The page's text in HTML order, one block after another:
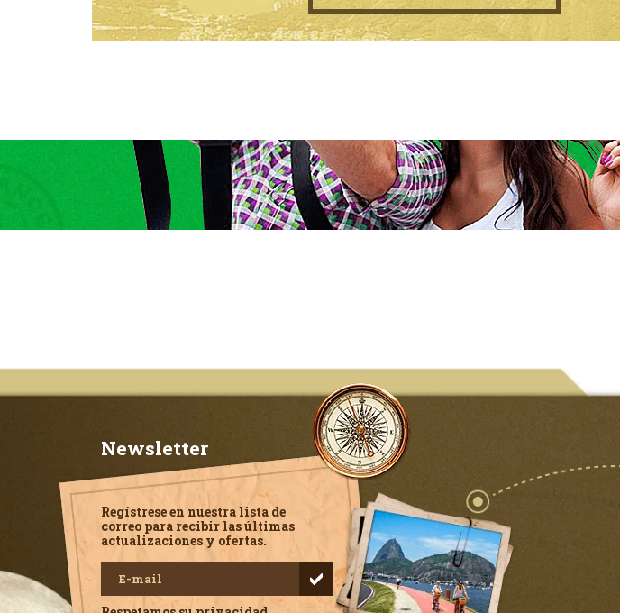
Newsletter
Regístrese en nuestra lista de
correo para recibir las últimas
actualizaciones y ofertas.